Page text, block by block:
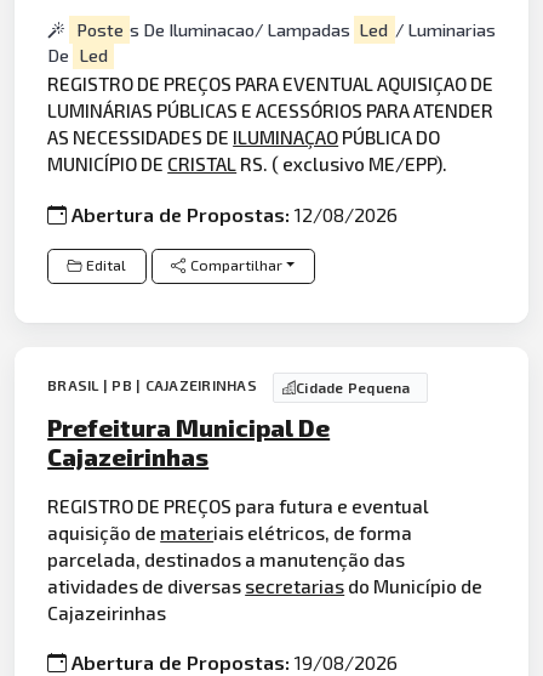
Poste s De Iluminacao/ Lampadas Led / Luminarias
De Led
REGISTRO DE PREÇOS PARA EVENTUAL AQUISIÇAO DE
LUMINÁRIAS PÚBLICAS E ACESSÓRIOS PARA ATENDER
AS NECESSIDADES DE ILUMINAÇAO PÚBLICA DO
MUNICÍPIO DE CRISTAL RS. ( exclusivo ME/EPP).
Abertura de Propostas:12/08/2026
Edital Compartilhar
BRASIL | PB | CAJAZEIRINHAS Cidade Pequena
Prefeitura Municipal De
Cajazeirinhas
REGISTRO DE PREÇOS para futura e eventual
aquisição de materiais elétricos, de forma
parcelada, destinados a manutenção das
atividades de diversas secretarias do Município de
Cajazeirinhas
Abertura de Propostas:19/08/2026